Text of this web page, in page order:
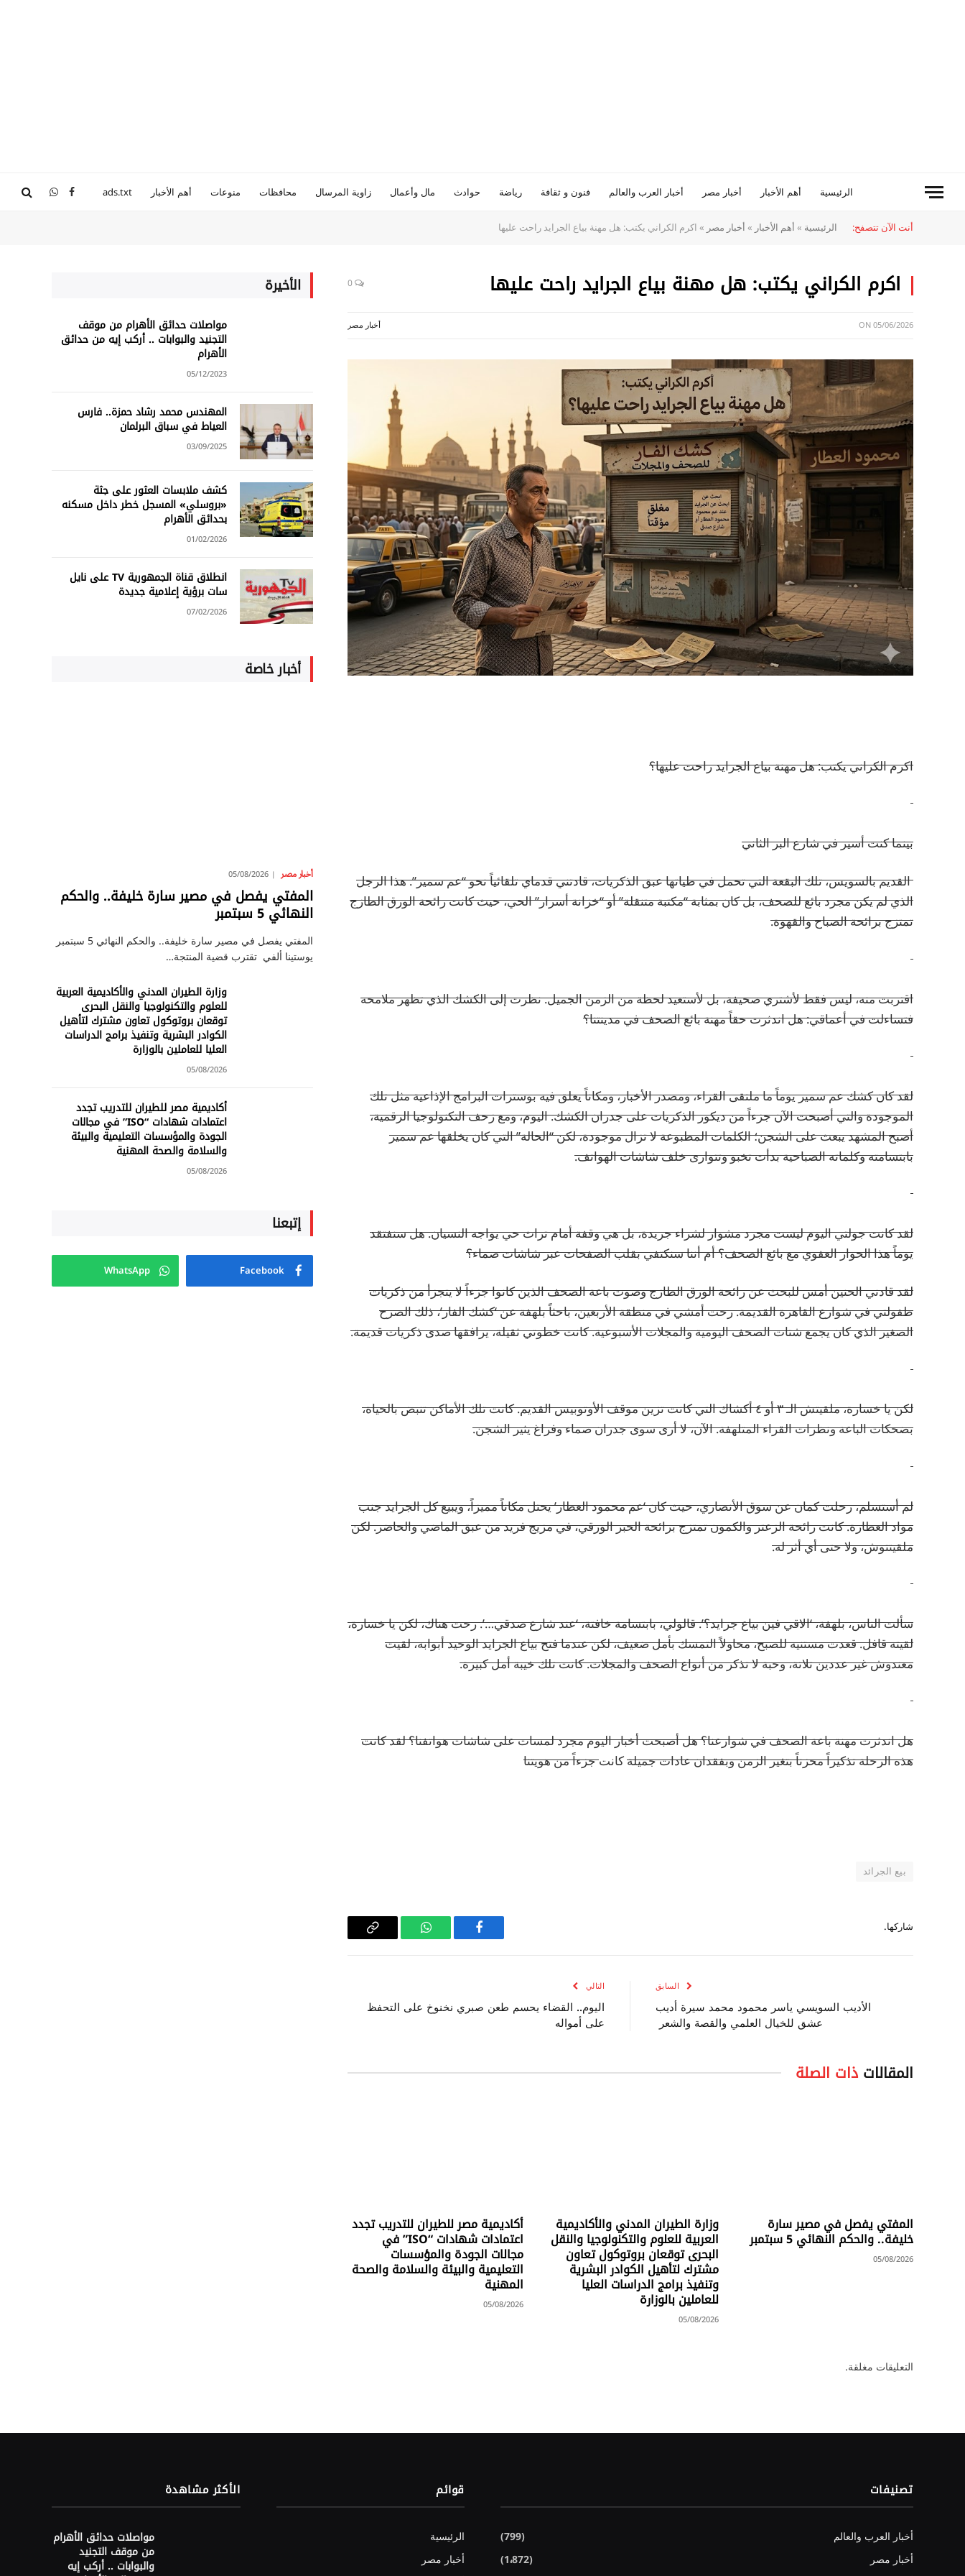
الرئيسية أهم الأخبار أخبار مصر أخبار العرب والعالم فنون و ثقافة رياضة حوادث مال وأعمال زاوية المرسال محافظات منوعات أهم الأخبار ads.txt فيسبوكواتساب
أنت الآن تتصفح: الرئيسية»أهم الأخبار»أخبار مصر»اكرم الكراني يكتب: هل مهنة بياع الجرايد راحت عليها
اكرم الكراني يكتب: هل مهنة بياع الجرايد راحت عليها
ON05/06/2026 أخبار مصر
اكرم الكراني يكتب: هل مهنة بياع الجرايد راحت عليها؟
بينما كنت أسير في شارع البر الثاني
القديم بالسويس، تلك البقعة التي تحمل في طياتها عبق الذكريات، قادتني قدماي تلقائياً نحو “عم سمير”. هذا الرجل
الذي لم يكن مجرد بائع للصحف، بل كان بمثابة “مكتبة متنقلة” أو “خزانة أسرار” الحي، حيث كانت رائحة الورق الطازج
تمتزج برائحة الصباح والقهوة.
اقتربت منه، ليس فقط لأشتري صحيفة، بل لأستعيد لحظة من الزمن الجميل. نظرت إلى الكشك الذي تظهر ملامحه
فتساءلت في أعماقي: هل اندثرت حقاً مهنة بائع الصحف في مدينتنا؟
لقد كان كشك عم سمير يوماً ما ملتقى القراء، ومصدر الأخبار، ومكاناً يعلق فيه بوسترات البرامج الإذاعية مثل تلك
الموجودة والتي أصبحت الآن جزءاً من ديكور الذكريات على جدران الكشك. اليوم، ومع زحف التكنولوجيا الرقمية،
أصبح المشهد يبعث على الشجن؛ الكلمات المطبوعة لا تزال موجودة، لكن “الحالة” التي كان يخلقها عم سمير
بابتسامته وكلماته الصباحية بدأت تخبو وتتوارى خلف شاشات الهواتف.
لقد كانت جولتي اليوم ليست مجرد مشوار لشراء جريدة، بل هي وقفة أمام تراث حي يواجه النسيان. هل سنفتقد
يوماً هذا الحوار العفوي مع بائع الصحف؟ أم أننا سنكتفي بقلب الصفحات عبر شاشات صماء؟
لقد قادني الحنين أمس للبحث عن رائحة الورق الطازج وصوت باعة الصحف الذين كانوا جزءاً لا يتجزأ من ذكريات
طفولتي في شوارع القاهرة القديمة. رحت أمشي في منطقة الأربعين، باحثاً بلهفة عن ‘كشك الفار’، ذلك الصرح
الصغير الذي كان يجمع شتات الصحف اليومية والمجلات الأسبوعية. كانت خطوتي ثقيلة، يرافقها صدى ذكريات قديمة.
لكن يا خسارة، ملقيتش الـ ٣ أو ٤ أكشاك التي كانت تزين موقف الأوتوبيس القديم. كانت تلك الأماكن تنبض بالحياة،
بضحكات الباعة ونظرات القراء المتلهفة. الآن، لا أرى سوى جدران صماء وفراغ يثير الشجن.
لم أستسلم، رحلت كمان عن سوق الأنصاري، حيث كان ‘عم محمود العطار’ يحتل مكاناً مميزاً، ويبيع كل الجرايد جنب
مواد العطارة. كانت رائحة الزعتر والكمون تمتزج برائحة الحبر الورقي، في مزيج فريد من عبق الماضي والحاضر. لكن
ملقيتتوش، ولا حتى أي أثر له.
سألت الناس، بلهفة، ‘الاقي فين بياع جرايد؟’. قالولي، بابتسامة خافتة، ‘عند شارع صدقي…’. رحت هناك، لكن يا خسارة،
لقيته قافل. قعدت مستنيه للصبح، محاولاً التمسك بأمل ضعيف، لكن عندما فتح بياع الجرايد الوحيد أبوابه، لقيت
معندوش غير عددين تلاتة، وحبة لا تذكر من أنواع الصحف والمجلات. كانت تلك خيبة أمل كبيرة.
هل اندثرت مهنة باعة الصحف في شوارعنا؟ هل أصبحت أخبار اليوم مجرد لمسات على شاشات هواتفنا؟ لقد كانت
هذه الرحلة تذكيراً محزناً بتغير الزمن وبفقدان عادات جميلةكانتجزءاً من هويتنا
بيع الجرائد
شاركها.
فيسبوك واتساب
Copy
السابق
الأديب السويسي ياسر محمود محمد سيرة أديب
عشق للخيال العلمي والقصة والشعر
التالي
اليوم.. القضاء يحسم طعن صبري نخنوخ على التحفظ
على أمواله
المقالات ذات الصلة
المفتي يفصل في مصير سارة
خليفة.. والحكم النهائي 5 سبتمبر
05/08/2026
وزارة الطيران المدني والأكاديمية
العربية للعلوم والتكنولوجيا والنقل
البحرى توقعان بروتوكول تعاون
مشترك لتأهيل الكوادر البشرية
وتنفيذ برامج الدراسات العليا
للعاملين بالوزارة
05/08/2026
أكاديمية مصر للطيران للتدريب تجدد
اعتمادات شهادات “ISO” في
مجالات الجودة والمؤسسات
التعليمية والبيئة والسلامة والصحة
المهنية
05/08/2026
التعليقات مغلقة.
الأخيرة
مواصلات حدائق الأهرام من موقف
التجنيد والبوابات .. أركب إيه من حدائق
الأهرام
05/12/2023
المهندس محمد رشاد حمزة.. فارس
العياط في سباق البرلمان
03/09/2025
كشف ملابسات العثور على جثة
«بروسلي» المسجل خطر داخل مسكنه
بحدائق الأهرام
01/02/2026
انطلاق قناة الجمهورية TV على نايل
سات برؤية إعلامية جديدة
07/02/2026
أخبار خاصة
أخبار مصر 05/08/2026
المفتي يفصل في مصير سارة خليفة.. والحكم
النهائي 5 سبتمبر
المفتي يفصل في مصير سارة خليفة.. والحكم النهائي 5 سبتمبر
يوستينا ألفي تقترب قضية المنتجة…
وزارة الطيران المدني والأكاديمية العربية
للعلوم والتكنولوجيا والنقل البحرى
توقعان بروتوكول تعاون مشترك لتأهيل
الكوادر البشرية وتنفيذ برامج الدراسات
العليا للعاملين بالوزارة
05/08/2026
أكاديمية مصر للطيران للتدريب تجدد
اعتمادات شهادات “ISO” في مجالات
الجودة والمؤسسات التعليمية والبيئة
والسلامة والصحة المهنية
05/08/2026
إتبعنا
Facebook
WhatsApp
تصنيفات
أخبار العرب والعالم
(799)
أخبار مصر
(1٬872)
قوائم
الرئيسية
أخبار مصر
الأكثر مشاهدة
مواصلات حدائق الأهرام
من موقف التجنيد
والبوابات .. أركب إيه